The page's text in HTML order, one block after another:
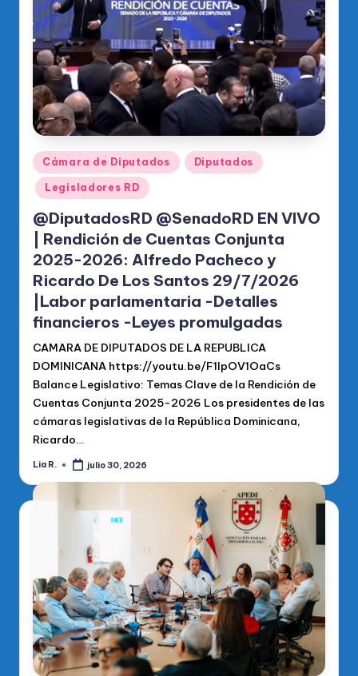
di
c
o
O
fi
ci
al
d
el
P
R
M
Publicado
en
Cámara de Diputados Diputados
Legisladores RD
@DiputadosRD @SenadoRD EN VIVO
| Rendición de Cuentas Conjunta
2025-2026: Alfredo Pacheco y
Ricardo De Los Santos 29/7/2026
|Labor parlamentaria -Detalles
financieros -Leyes promulgadas
CAMARA DE DIPUTADOS DE LA REPUBLICA
DOMINICANA https://youtu.be/F1IpOV1OaCs
Balance Legislativo: Temas Clave de la Rendición de
Cuentas Conjunta 2025-2026 Los presidentes de las
cámaras legislativas de la República Dominicana,
Ricardo…
Publicado
Lia R. julio 30, 2026